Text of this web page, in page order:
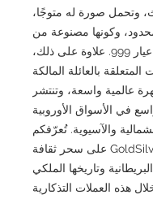
وتحمل صورة له متوجًا،
وكونها مصنوعة من
الفضة الخالصة عيار 999. علاوة على ذلك،
بالعائلة المالكة
عالمية واسعة، وتنتشر
في الأسواق الأوروبية
والآسيوية. تُعرّفكم
GoldSilverJapan على سحر ثقافة
وتاريخها الملكي
هذه العملات التذكارية